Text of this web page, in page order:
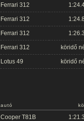
Ferrari 312
Ferrari 312
Ferrari 312
Ferrari 312 köridő
Lotus 49 köridő
autó
Cooper T81B